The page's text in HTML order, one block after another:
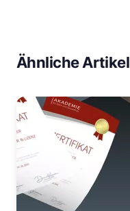
Ähnliche Artikel